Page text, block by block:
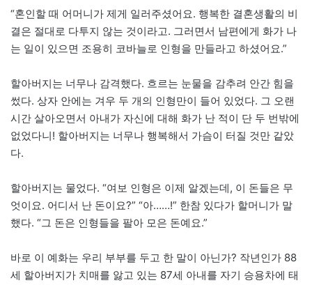
“혼인할 때 어머니가 제게 일러주셨어요. 행복한 결혼생활의 비
결은 절대로 다투지 않는 것이라고. 그러면서 남편에게 화가 나
는 일이 있으면 조용히 코바늘로 인형을 만들라고 하셨어요.”
할아버지는 너무나 감격했다. 흐르는 눈물을 감추려 안간 힘을
썼다. 상자 안에는 겨우 두 개의 인형만이 들어 있었다. 그 오랜
시간 살아오면서 아내가 자신에 대해 화가 난 적이 단 두 번밖에
없었다니! 할아버지는 너무나 행복해서 가슴이 터질 것만 같았
다.
할아버지는 물었다. “여보 인형은 이제 알겠는데, 이 돈들은 무
엇이요. 어디서 난 돈이요?” “아……!” 한참 있다가 할머니가 말
했다. “그 돈은 인형들을 팔아 모은 돈예요.”
바로 이 예화는 우리 부부를 두고 한 말이 아닌가? 작년인가 88
세 할아버지가 치매를 앓고 있는 87세 아내를 자기 승용차에 태